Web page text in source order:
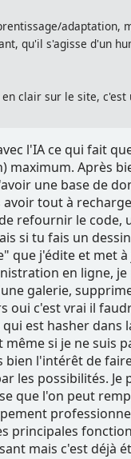
qu'il s'agisse d'un
clair sur le site,
l'IA ce qui fait
Après
une base de
tout à
refournir le
si tu fais un
que j'édite et met
en ligne,
galerie,
oui c'est vrai il
est hasher dans
si je ne suis
bien l'intérêt de
les possibilités.
que l'on peut
principales
mais c'est déjà